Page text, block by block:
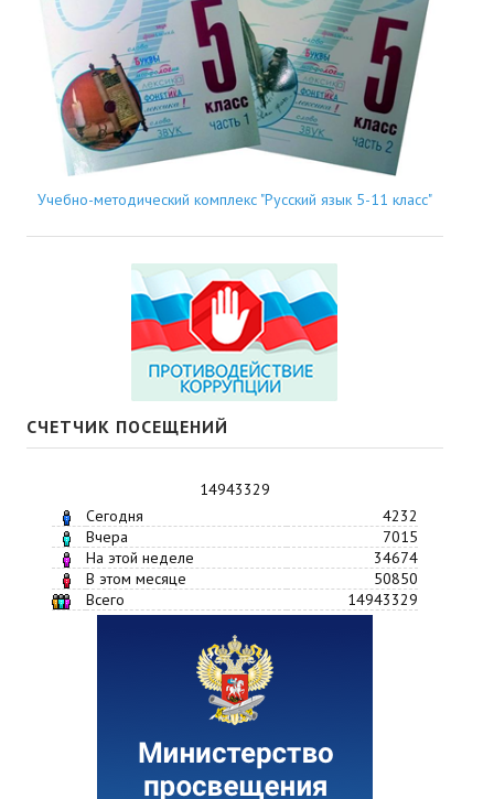
Учебно-методический комплекс "Русский язык 5-11 класс"
СЧЕТЧИК ПОСЕЩЕНИЙ
14943329
Сегодня
4232
Вчера
7015
На этой неделе
34674
В этом месяце
50850
Всего
14943329